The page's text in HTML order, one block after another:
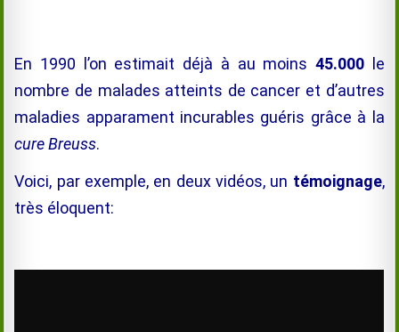
En 1990 l’on estimait déjà à au moins 45.000le
nombre de malades atteints de cancer et d’autres
maladies apparament incurables guéris grâce à la
cure Breuss.
Voici, par exemple, en deux vidéos, un témoignage,
très éloquent: